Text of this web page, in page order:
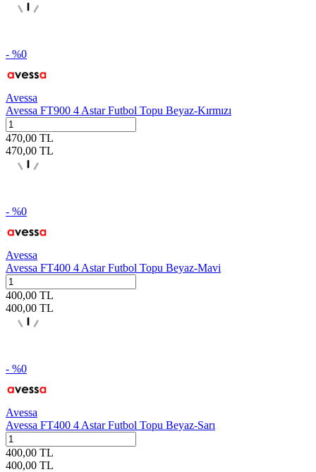
- %0
Avessa
Avessa FT900 4 Astar Futbol Topu Beyaz-Kırmızı
470,00 TL
470,00 TL
- %0
Avessa
Avessa FT400 4 Astar Futbol Topu Beyaz-Mavi
400,00 TL
400,00 TL
- %0
Avessa
Avessa FT400 4 Astar Futbol Topu Beyaz-Sarı
400,00 TL
400,00 TL